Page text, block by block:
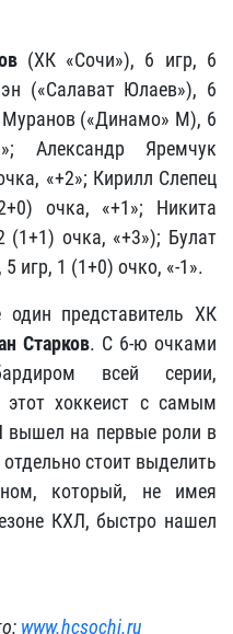
(ХК «Сочи»), 6 игр, 6
(«Салават Юлаев»), 6
Муранов («Динамо» М), 6
Александр Яремчук
«+2»; Кирилл Слепец
очка, «+1»; Никита
очка, «+3»); Булат
игр, 1 (1+0) очко, «-1».
представитель ХК
Старков. С 6-ю очками
всей серии,
этот хоккеист с самым
на первые роли в
стоит выделить
который, не имея
КХЛ, быстро нашел
www.hcsochi.ru